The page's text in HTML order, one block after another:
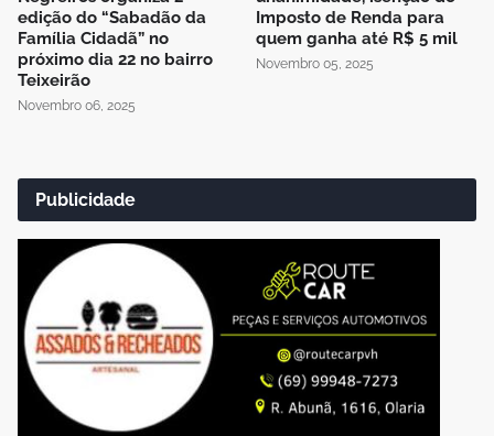
edição do “Sabadão da
Família Cidadã” no
próximo dia 22 no bairro
Teixeirão
Novembro 06, 2025
Imposto de Renda para
quem ganha até R$ 5 mil
Novembro 05, 2025
Publicidade